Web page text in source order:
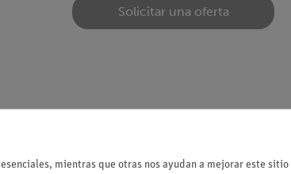
Solicitar una oferta
mientras que otras nos ayudan a mejorar este sitio